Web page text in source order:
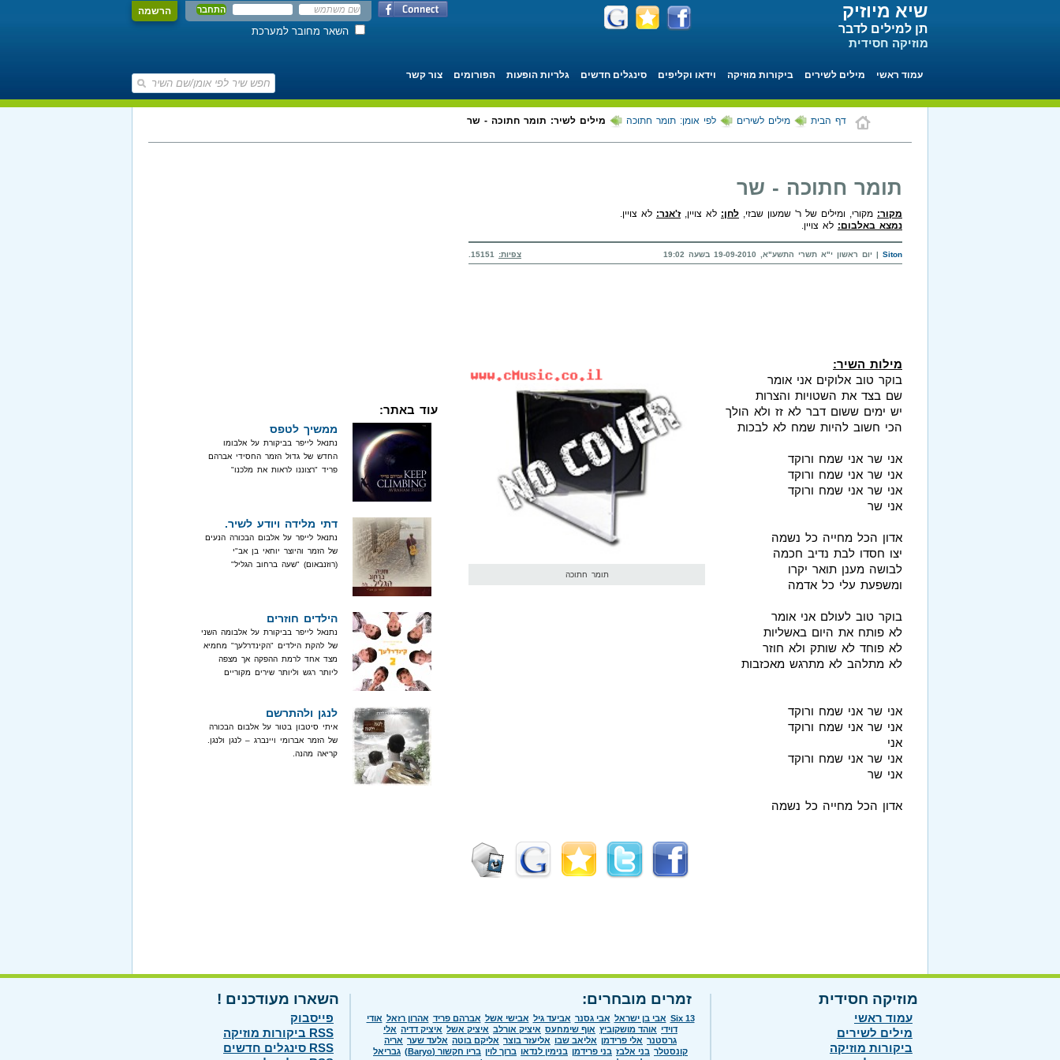
הרשמה
השאר מחובר למערכת
שיא מיוזיק
תן למילים לדבר
מוזיקה חסידית
עמוד ראשי מילים לשירים ביקורות מוזיקה וידאו וקליפים סינגלים חדשים גלריות הופעות הפורומים צור קשר
דף הבית מילים לשירים לפי אומן: תומר חתוכה מילים לשיר: תומר חתוכה - שר
תומר חתוכה - שר
מקור: מקורי, ומילים של ר' שמעון שבזי, לחן: לא צויין,ז'אנר: לא צויין.
נמצא באלבום: לא צויין.
Siton | יום ראשון י"א תשרי התשע"א, 19-09-2010 בשעה 19:02 צפיות:
תומר חתוכה
מילות השיר:
בוקר טוב אלוקים אני אומר
שם בצד את השטויות והצרות
יש ימים ששום דבר לא זז ולא הולך
הכי חשוב להיות שמח לא לבכות
אני שר אני שמח ורוקד
אני שר אני שמח ורוקד
אני שר אני שמח ורוקד
אני שר
אדון הכל מחייה כל נשמה
יצו חסדו לבת נדיב חכמה
לבושה מענן תואר יקרו
ומשפעת עלי כל אדמה
בוקר טוב לעולם אני אומר
לא פותח את היום באשליות
לא פוחד לא שותק ולא חוזר
לא מתלהב לא מתרגש מאכזבות
אני שר אני שמח ורוקד
אני שר אני שמח ורוקד
אני
אני שר אני שמח ורוקד
אני שר
אדון הכל מחייה כל נשמה
עוד באתר:
ממשיך לטפס
נתנאל לייפר בביקורת על אלבומו
החדש של גדול הזמר החסידי אברהם
פריד "רצוננו לראות את מלכנו"
דתי מלידה ויודע לשיר.
נתנאל לייפר על אלבום הבכורה הנעים
של הזמר והיוצר יוחאי בן אב"י
(רוזנבאום) "שעה ברחוב הגליל"
הילדים חוזרים
נתנאל לייפר בביקורת על אלבומה השני
של להקת הילדים "הקינדרלעך" מחמיא
מצד אחד לרמת ההפקה אך מצפה
ליותר רגש וליותר שירים מקוריים
לנגן ולהתרשם
איתי סיטבון בטור על אלבום הבכורה
של הזמר אברומי ויינברג – לנגן ולנגן.
קריאה מהנה.
מוזיקה חסידית
עמוד ראשי
מילים לשירים
ביקורות מוזיקה
זמרים מובחרים:
Six 13 אבי בן ישראל אבי גסנר אביעד גיל אבישי אשל אברהם פריד אהרון רזאל אודי
דוידי אוהד מושקוביץ אוף שימחעס איציק אורלב איציק אשל איציק דדיה אלי
גרסטנר אלי פרידמן אליאב שבו אליעזר בוצר אליקם בוטה אלעד שער אריה
קונסטלר בני אלבז בני פרידמן בנימין לנדאו ברוך לוין בריו חקשור (Baryo)
גבריאל
השארו מעודכנים !
פייסבוק
RSS ביקורות מוזיקה
RSS סינגלים חדשים